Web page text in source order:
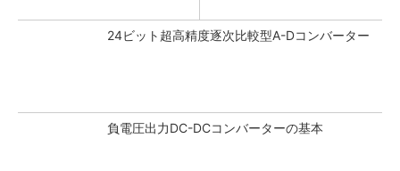
24ビット超高精度逐次比較型A-Dコンバーター
負電圧出力DC-DCコンバーターの基本